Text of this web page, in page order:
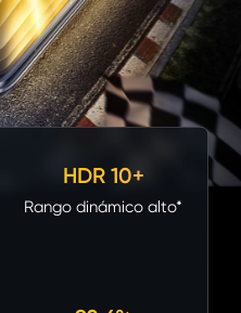
HDR 10+
Rango dinámico alto*